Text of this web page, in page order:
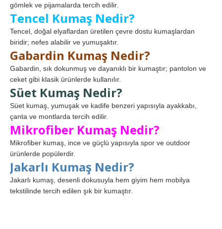
gömlek ve pijamalarda tercih edilir.
Tencel Kumaş Nedir?
Tencel, doğal elyaflardan üretilen çevre dostu kumaşlardan
biridir; nefes alabilir ve yumuşaktır.
Gabardin Kumaş Nedir?
Gabardin, sık dokunmuş ve dayanıklı bir kumaştır; pantolon ve
ceket gibi klasik ürünlerde kullanılır.
Süet Kumaş Nedir?
Süet kumaş, yumuşak ve kadife benzeri yapısıyla ayakkabı,
çanta ve montlarda tercih edilir.
Mikrofiber Kumaş Nedir?
Mikrofiber kumaş, ince ve güçlü yapısıyla spor ve outdoor
ürünlerde popülerdir.
Jakarlı Kumaş Nedir?
Jakarlı kumaş, desenli dokusuyla hem giyim hem mobilya
tekstilinde tercih edilen şık bir kumaştır.